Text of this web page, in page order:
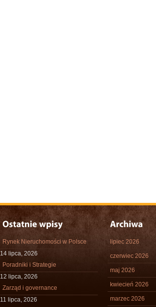
Rynek Nieruchomości w Polsce
14 lipca, 2026
Poradniki i Strategie
12 lipca, 2026
Zarząd i governance
11 lipca, 2026
lipiec 2026
czerwiec 2026
maj 2026
kwiecień 2026
marzec 2026